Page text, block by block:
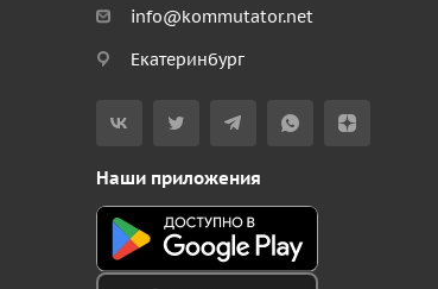
info@kommutator.net
Екатеринбург
Наши приложения